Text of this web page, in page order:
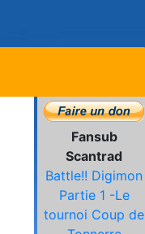
Fansub
Scantrad
Battle!! Digimon
Partie 1 -Le
tournoi Coup de